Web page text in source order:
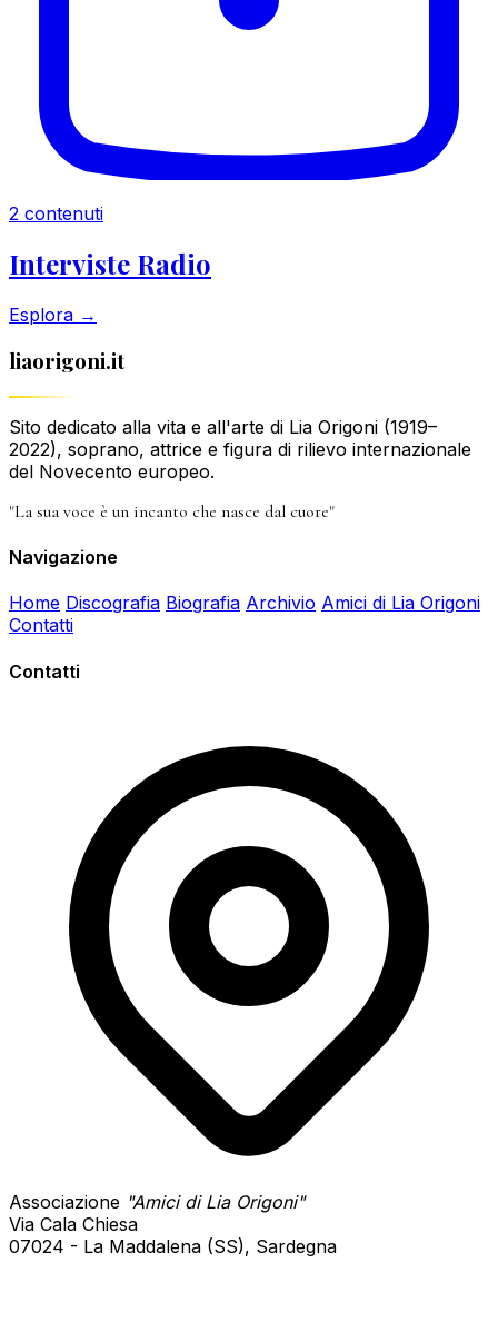
2 contenuti
Interviste Radio
Esplora →
liaorigoni.it
Sito dedicato alla vita e all'arte di Lia Origoni (1919–
2022), soprano, attrice e figura di rilievo internazionale
del Novecento europeo.
"La sua voce è un incanto che nasce dal cuore"
Navigazione
Home Discografia Biografia Archivio Amici di Lia Origoni
Contatti
Contatti
Associazione "Amici di Lia Origoni"
Via Cala Chiesa
07024 - La Maddalena (SS), Sardegna